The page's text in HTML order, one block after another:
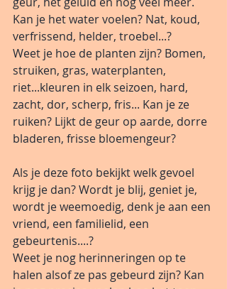
Kan je het water voelen? Nat, koud,
verfrissend, helder, troebel...?
Weet je hoe de planten zijn? Bomen,
struiken, gras, waterplanten,
riet...kleuren in elk seizoen, hard,
zacht, dor, scherp, fris... Kan je ze
ruiken? Lijkt de geur op aarde, dorre
bladeren, frisse bloemengeur?
Als je deze foto bekijkt welk gevoel
krijg je dan? Wordt je blij, geniet je,
wordt je weemoedig, denk je aan een
vriend, een familielid, een
gebeurtenis....?
Weet je nog herinneringen op te
halen alsof ze pas gebeurd zijn? Kan